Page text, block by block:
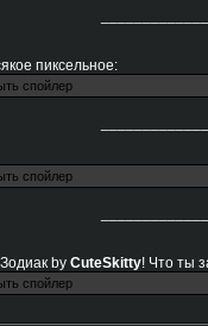
пиксельное:
by CuteSkitty! Что ты